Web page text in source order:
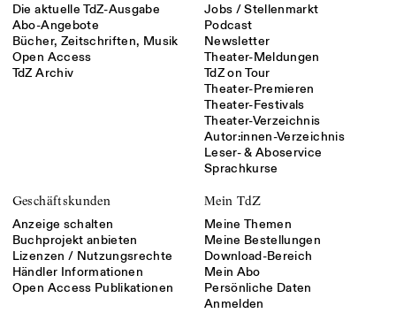
Die aktuelle TdZ-Ausgabe
Abo-Angebote
Bücher, Zeitschriften, Musik
Open Access
TdZ Archiv
Jobs / Stellenmarkt
Podcast
Newsletter
Theater-Meldungen
TdZ on Tour
Theater-Premieren
Theater-Festivals
Theater-Verzeichnis
Autor:innen-Verzeichnis
Leser- & Aboservice
Sprachkurse
Geschäftskunden
Anzeige schalten
Buchprojekt anbieten
Lizenzen / Nutzungsrechte
Händler Informationen
Open Access Publikationen
Mein TdZ
Meine Themen
Meine Bestellungen
Download-Bereich
Mein Abo
Persönliche Daten
Anmelden